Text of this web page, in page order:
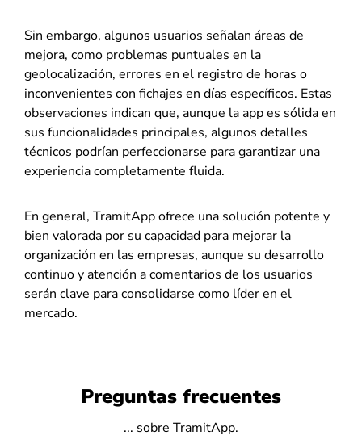
Sin embargo, algunos usuarios señalan áreas de
mejora, como problemas puntuales en la
geolocalización, errores en el registro de horas o
inconvenientes con fichajes en días específicos. Estas
observaciones indican que, aunque la app es sólida en
sus funcionalidades principales, algunos detalles
técnicos podrían perfeccionarse para garantizar una
experiencia completamente fluida.
En general, TramitApp ofrece una solución potente y
bien valorada por su capacidad para mejorar la
organización en las empresas, aunque su desarrollo
continuo y atención a comentarios de los usuarios
serán clave para consolidarse como líder en el
mercado.
Preguntas frecuentes
... sobre TramitApp.